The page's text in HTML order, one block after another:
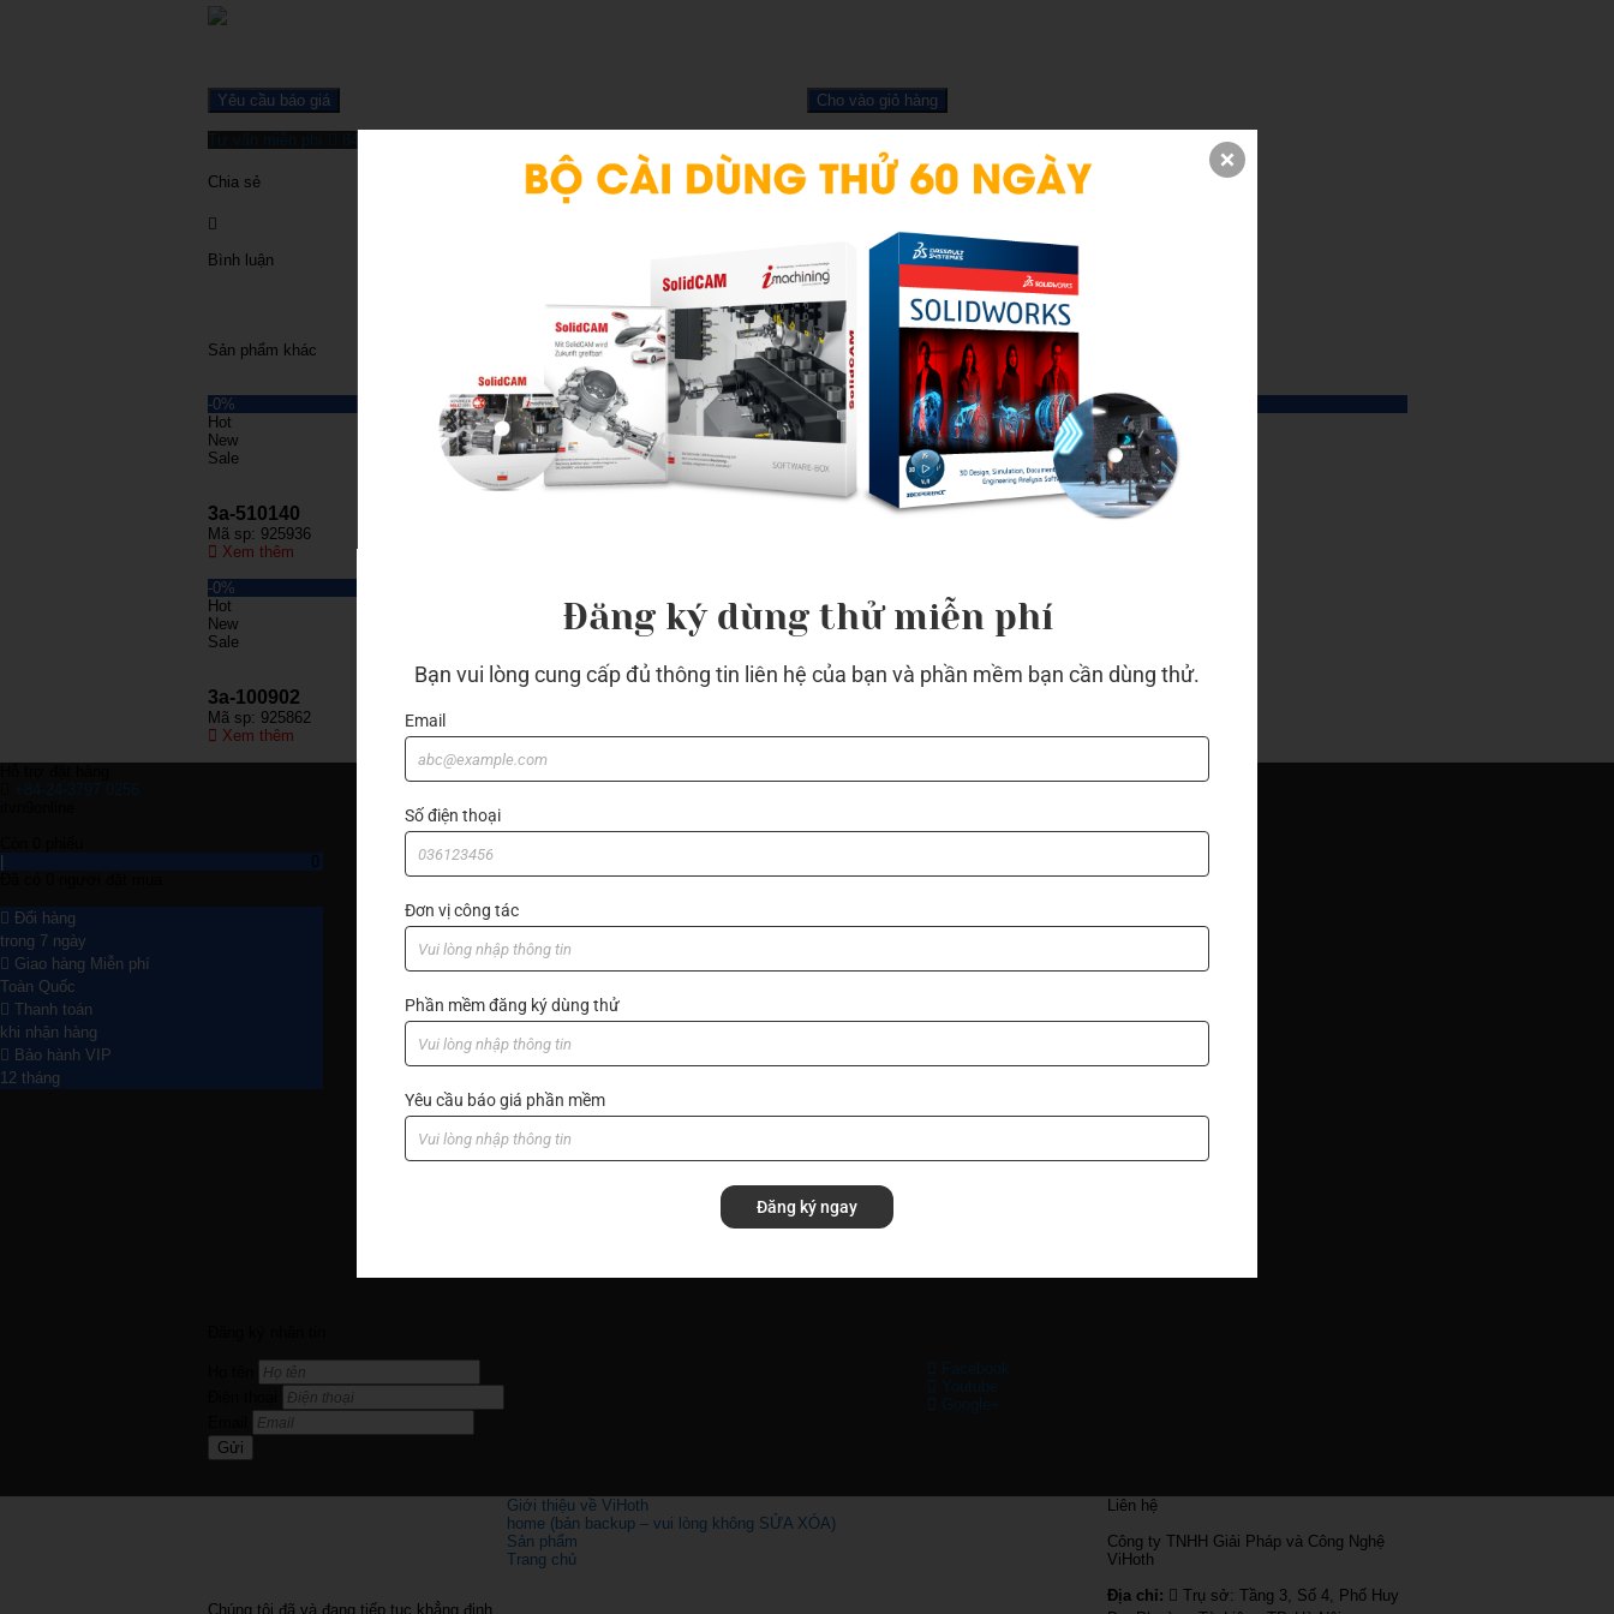
Yêu cầu báo giá Cho vào giỏ hàng
Tư vấn miễn phí 84961235303
Chia sẻ
Bình luận
Sản phẩm khác
-0%
Hot
New
Sale
3a-510140
Mã sp: 925936
Xem thêm
-0%
Hot
New
Sale
-0%
Hot
New
3a-100002
-0%
Hot
New
Sale
3a-300025
-0%
Hot
New
Sale
3a-100902
Mã sp: 925862
Xem thêm
+84-24-3797.0256
0
|
Đổi hàng
trong 7 ngày
Giao hàng Miễn phí
Toàn Quốc
Thanh toán
khi nhận hàng
Bảo hành VIP
12 tháng
Gửi
Facebook
Youtube
Google+
Chúng tôi đã và đang tiếp tục khẳng định
Giới thiệu về ViHoth
home (bản backup – vui lòng không SỬA XÓA)
Sản phẩm
Trang chủ
Liên hệ
Công ty TNHH Giải Pháp và Công Nghệ
ViHoth
Địa chỉ:
Trụ sở: Tầng 3, Số 4, Phố Huy
Đăng ký dùng thử miễn phí
Bạn vui lòng cung cấp đủ thông tin liên hệ của bạn và phần mềm bạn cần dùng thử.
Email
Số điện thoại
Đơn vị công tác
Phần mềm đăng ký dùng thử
Yêu cầu báo giá phần mềm
Đăng ký ngay